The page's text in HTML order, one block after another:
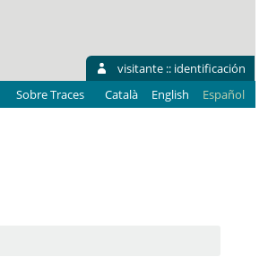
visitante :: identificación
Sobre Traces Català English Español